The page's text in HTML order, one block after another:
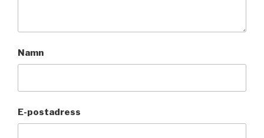
Namn
E-postadress